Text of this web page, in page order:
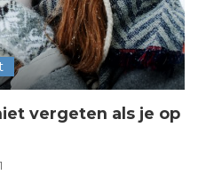
vergeten als je op